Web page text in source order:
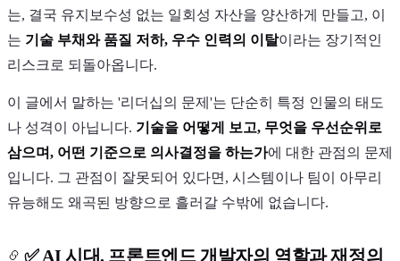
는, 결국 유지보수성 없는 일회성 자산을 양산하게 만들고, 이
는 기술 부채와 품질 저하, 우수 인력의 이탈이라는 장기적인
리스크로 되돌아옵니다.
이 글에서 말하는 '리더십의 문제'는 단순히 특정 인물의 태도
나 성격이 아닙니다. 기술을 어떻게 보고, 무엇을 우선순위로
삼으며, 어떤 기준으로 의사결정을 하는가에 대한 관점의 문제
입니다. 그 관점이 잘못되어 있다면, 시스템이나 팀이 아무리
유능해도 왜곡된 방향으로 흘러갈 수밖에 없습니다.
✅ AI 시대, 프론트엔드 개발자의 역할과 재정의